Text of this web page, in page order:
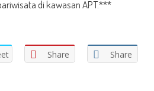
di kawasan APT.***
Share Share